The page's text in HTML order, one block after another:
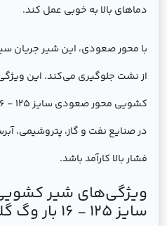
دماهای بالا به خوبی عمل کند.
با محور صعودی، این شیر جریان
از نشت جلوگیری می‌کند. این
در صنایع نفت و گاز، پتروشیمی،
فشار بالا کارآمد باشد.
ویژگی‌های شیر
سایز 125 - 16 بار وگ گلستان